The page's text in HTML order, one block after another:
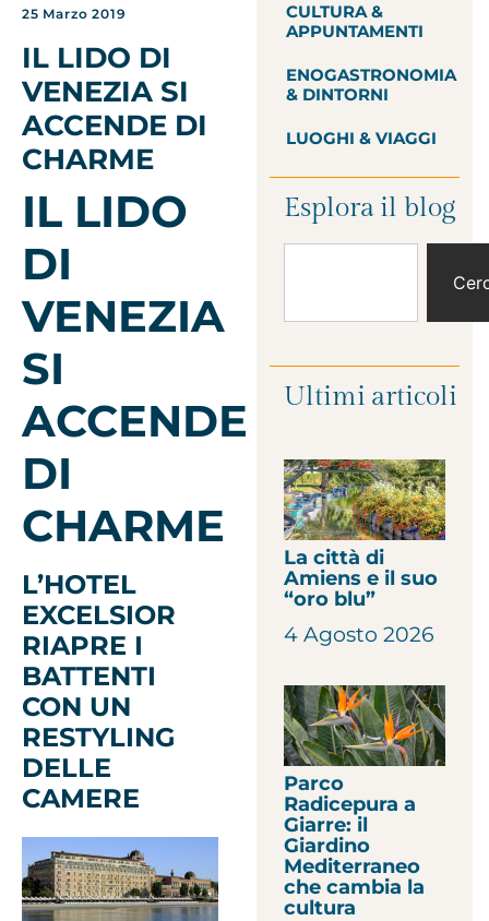
25 Marzo 2019
IL LIDO DI
VENEZIA SI
ACCENDE DI
CHARME
IL LIDO
DI
VENEZIA
SI
ACCENDE
DI
CHARME
L’HOTEL
EXCELSIOR
RIAPRE I
BATTENTI
CON UN
RESTYLING
DELLE
CAMERE
CULTURA &
APPUNTAMENTI
ENOGASTRONOMIA
& DINTORNI
LUOGHI & VIAGGI
Esplora il blog
Ultimi articoli
La città di
Amiens e il suo
“oro blu”
4 Agosto 2026
Parco
Radicepura a
Giarre: il
Giardino
Mediterraneo
che cambia la
cultura